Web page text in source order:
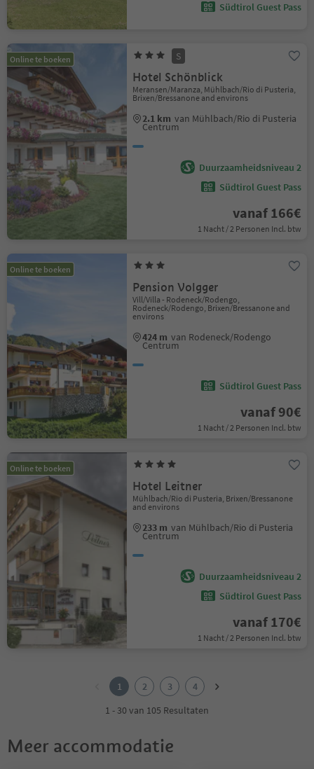
Südtirol Guest Pass
Online te boeken S
Hotel Schönblick
Meransen/Maranza, Mühlbach/Rio di Pusteria,
Brixen/Bressanone and environs
2.1 km van Mühlbach/Rio di Pusteria
Centrum
Duurzaamheidsniveau 2
Südtirol Guest Pass
vanaf 166€
1 Nacht / 2 Personen Incl. btw
Online te boeken
Pension Volgger
Vill/Villa - Rodeneck/Rodengo,
Rodeneck/Rodengo, Brixen/Bressanone and
environs
424 m van Rodeneck/Rodengo
Centrum
Südtirol Guest Pass
vanaf 90€
1 Nacht / 2 Personen Incl. btw
Online te boeken
Hotel Leitner
Mühlbach/Rio di Pusteria, Brixen/Bressanone
and environs
233 m van Mühlbach/Rio di Pusteria
Centrum
Duurzaamheidsniveau 2
Südtirol Guest Pass
vanaf 170€
1 Nacht / 2 Personen Incl. btw
1 2 3
4
1 - 30 van 105 Resultaten
Meer accommodatie